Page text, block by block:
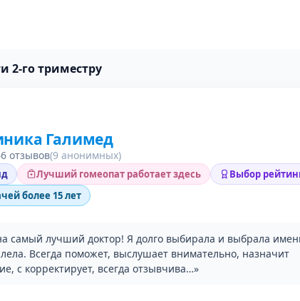
2-го триместру
Галимед
отзывов(9 анонимных)
Лучший гомеопат работает здесь
Выбор
более 15 лет
самый лучший доктор! Я долго выбирала и выбрала
Всегда поможет, выслушает внимательно, назначит
с корректирует, всегда отзывчива…»